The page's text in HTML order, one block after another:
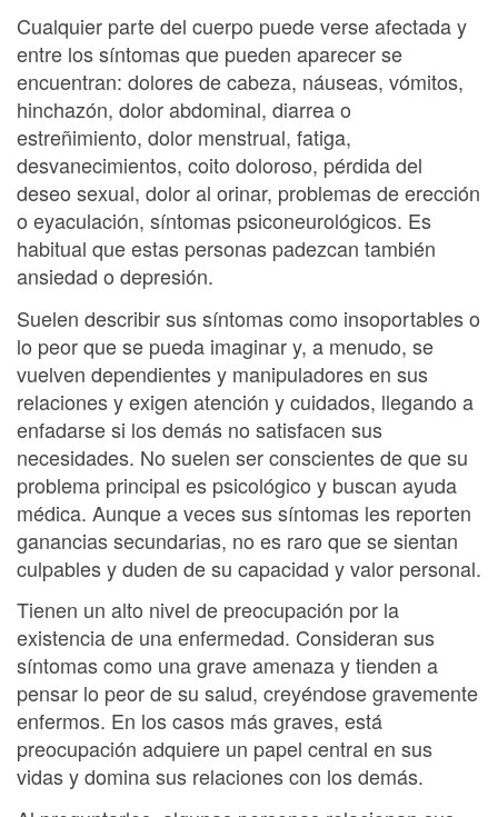
Cualquier parte del cuerpo puede verse afectada y
entre los síntomas que pueden aparecer se
encuentran: dolores de cabeza, náuseas, vómitos,
hinchazón, dolor abdominal, diarrea o
estreñimiento, dolor menstrual, fatiga,
desvanecimientos, coito doloroso, pérdida del
deseo sexual, dolor al orinar, problemas de erección
o eyaculación, síntomas psiconeurológicos. Es
habitual que estas personas padezcan también
ansiedad o depresión.
Suelen describir sus síntomas como insoportables o
lo peor que se pueda imaginar y, a menudo, se
vuelven dependientes y manipuladores en sus
relaciones y exigen atención y cuidados, llegando a
enfadarse si los demás no satisfacen sus
necesidades. No suelen ser conscientes de que su
problema principal es psicológico y buscan ayuda
médica. Aunque a veces sus síntomas les reporten
ganancias secundarias, no es raro que se sientan
culpables y duden de su capacidad y valor personal.
Tienen un alto nivel de preocupación por la
existencia de una enfermedad. Consideran sus
síntomas como una grave amenaza y tienden a
pensar lo peor de su salud, creyéndose gravemente
enfermos. En los casos más graves, está
preocupación adquiere un papel central en sus
vidas y domina sus relaciones con los demás.